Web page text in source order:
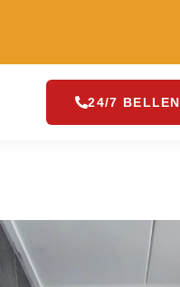
24/7 BELLEN